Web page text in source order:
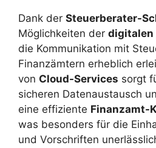
Dank der Steuerberater-
Möglichkeiten der digitalen
die Kommunikation mit
Finanzämtern erheblich
von Cloud-Services sorgt
sicheren Datenaustausch
eine effiziente Finanzamt-
was besonders für die
und Vorschriften